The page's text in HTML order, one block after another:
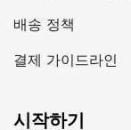
배송 정책
결제 가이드라인
시작하기